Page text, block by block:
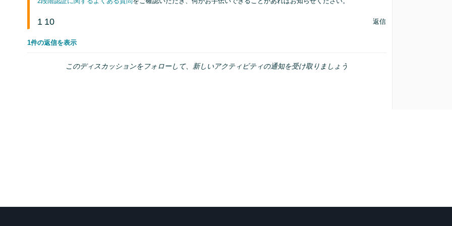
1 10 返信
1件の返信を表示
このディスカッションをフォローして、新しいアクティビティの通知を受け取りましょう